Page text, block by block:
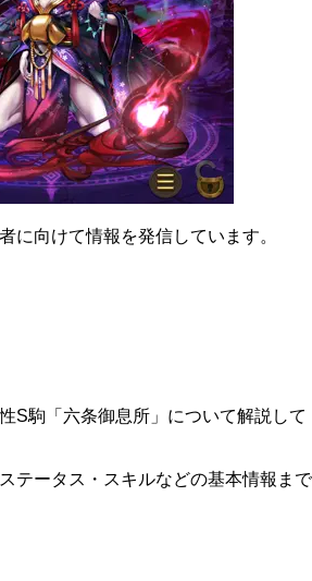
に向けて情報を発信しています。
S駒「六条御息所」について解説して
テータス・スキルなどの基本情報まで